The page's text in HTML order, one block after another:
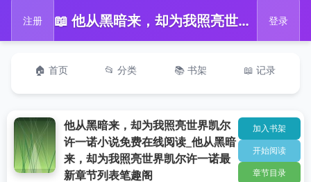
注册 📖 他从黑暗来，却为我照亮世界凯尔许一诺小说免费在线阅读_他从黑暗来，却为我照亮世界凯尔许一诺最新章节列表笔趣阁 登录
🏠 首页 📂 分类 📚 书架 📖 记录
他从黑暗来，却为我照亮世界凯尔
许一诺小说免费在线阅读_他从黑暗
来，却为我照亮世界凯尔许一诺最
新章节列表笔趣阁
加入书架
开始阅读
章节目录